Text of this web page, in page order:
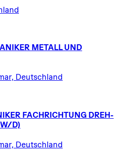
METALL UND
Deutschland
FACHRICHTUNG DREH-
D)
Deutschland